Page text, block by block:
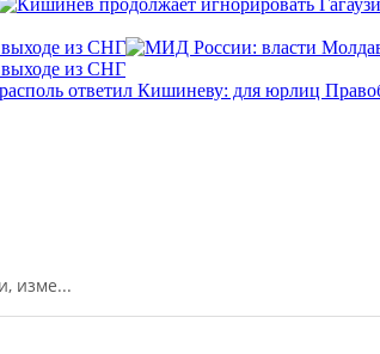
выходе из СНГ
выходе из СНГ
изме...